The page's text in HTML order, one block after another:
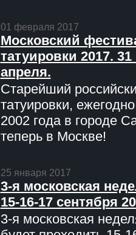
01 февраля 2017
Московский
татуировки 2017. 31
апреля.
Старейший
татуировки,
2002 года в городе
теперь в Москве!
25 января 2017
3-я московская
15-16-17 сентября
3-я московская